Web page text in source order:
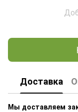
Доставка
Мы доставляем